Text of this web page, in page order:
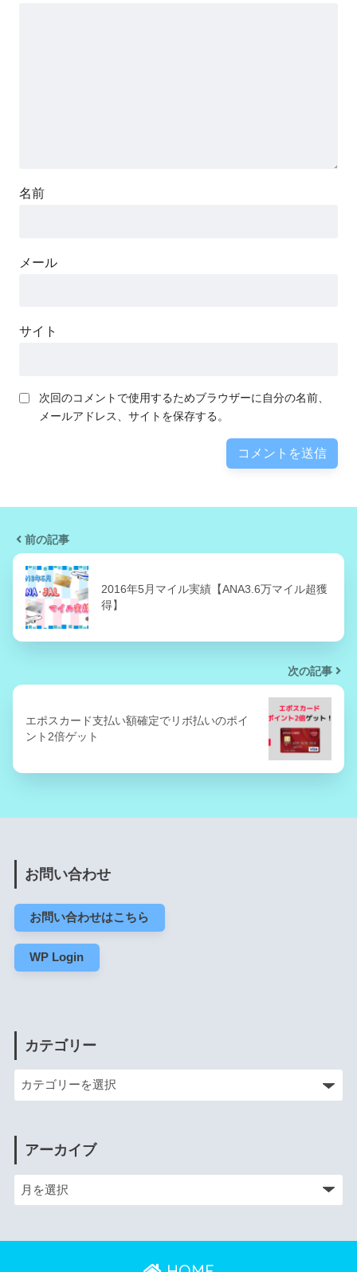
名前
メール
サイト
次回のコメントで使用するためブラウザーに自分の名前、
メールアドレス、サイトを保存する。
前の記事
2016年5月マイル実績【ANA3.6万マイル超獲
得】
次の記事
エポスカード支払い額確定でリボ払いのポイ
ント2倍ゲット
お問い合わせ
お問い合わせはこちら
WP Login
カテゴリー
アーカイブ